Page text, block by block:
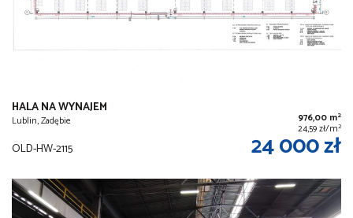
HALA NA WYNAJEM
Lublin, Zadębie 976,00 m2
24,59 zł/m2
OLD-HW-2115 24 000 zł